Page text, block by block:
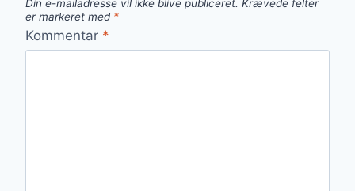
Din e-mailadresse vil ikke blive publiceret. Krævede felter
er markeret med *
Kommentar *